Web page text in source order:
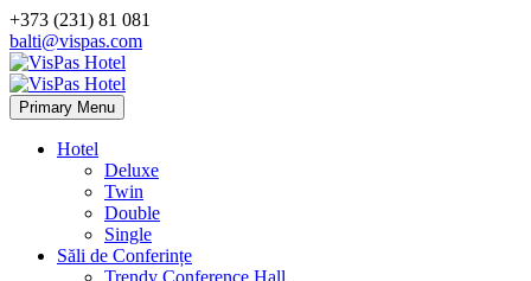
+373 (231) 81 081
balti@vispas.com
Primary Menu
Hotel
Deluxe
Twin
Double
Single
Săli de Conferințe
Trendy Conference Hall